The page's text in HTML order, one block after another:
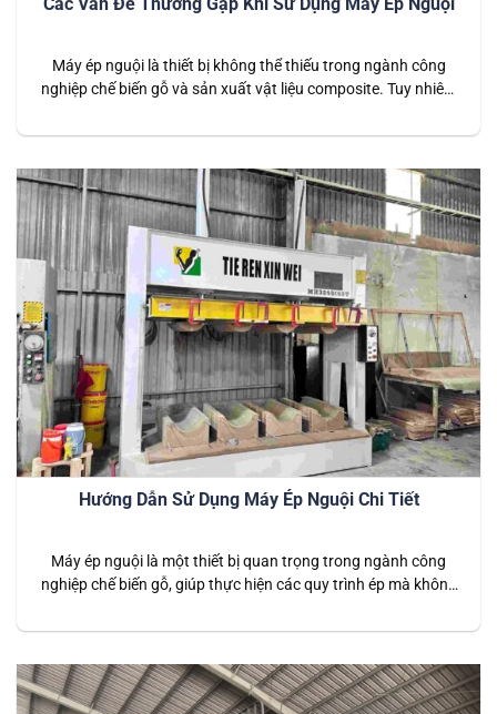
Máy ép nguội là thiết bị không thể thiếu trong ngành công
nghiệp chế biến gỗ và sản xuất vật liệu composite. Tuy nhiên,
số vấn đề kỹ thuật ảnh hưởng đến hiệu suất và tuổi thọ của
Hướng Dẫn Sử Dụng Máy Ép Nguội Chi Tiết
Máy ép nguội là một thiết bị quan trọng trong ngành công
nghiệp chế biến gỗ, giúp thực hiện các quy trình ép mà không
quả và bền bỉ, việc sử dụng đúng cách là rất quan trọng. Bài